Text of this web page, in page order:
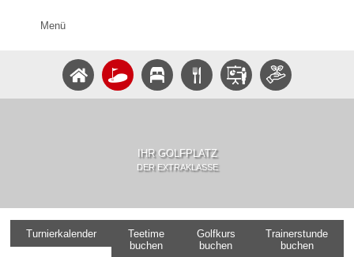
Menü
IHR GOLFPLATZ
DER EXTRAKLASSE
Turnierkalender
Teetime
buchen
Golfkurs
buchen
Trainerstunde
buchen